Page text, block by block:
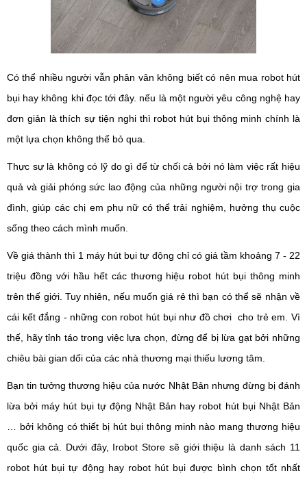
Có thể nhiều người vẫn phân vân không biết có nên mua robot hút
bụi hay không khi đọc tới đây. nếu là một người yêu công nghệ hay
đơn giản là thích sự tiện nghi thì robot hút bụi thông minh chính là
một lựa chọn không thể bỏ qua.
Thực sự là không có lỹ do gì để từ chối cả bởi nó làm việc rất hiệu
quả và giải phóng sức lao động của những người nội trợ trong gia
đình, giúp các chị em phụ nữ có thể trải nghiệm, hưởng thụ cuộc
sống theo cách mình muốn.
Về giá thành thì 1 máy hút bụi tự động chỉ có giá tầm khoảng 7 - 22
triệu đồng với hầu hết các thương hiệu robot hút bụi thông minh
trên thế giới. Tuy nhiên, nếu muốn giá rẻ thì bạn có thể sẽ nhận về
cái kết đắng - những con robot hút bụi như đồ chơi cho trẻ em. Vì
thế, hãy tỉnh táo trong việc lựa chọn, đừng để bị lừa gạt bởi những
chiêu bài gian dối của các nhà thương mại thiếu lương tâm.
Bạn tin tưởng thương hiệu của nước Nhật Bản nhưng đừng bị đánh
lừa bởi máy hút bụi tự động Nhật Bản hay robot hút bụi Nhật Bản
… bởi không có thiết bị hút bụi thông minh nào mang thương hiệu
quốc gia cả. Dưới đây, Irobot Store sẽ giới thiệu là danh sách 11
robot hút bụi tự động hay robot hút bụi được bình chọn tốt nhất